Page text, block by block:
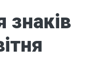
знаків